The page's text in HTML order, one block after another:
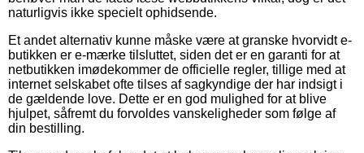
naturligvis ikke specielt ophidsende.
Et andet alternativ kunne måske være at granske hvorvidt e-
butikken er e-mærke tilsluttet, siden det er en garanti for at
netbutikken imødekommer de officielle regler, tillige med at
internet selskabet ofte tilses af sagkyndige der har indsigt i
de gældende love. Dette er en god mulighed for at blive
hjulpet, såfremt du forvoldes vanskeligheder som følge af
din bestilling.